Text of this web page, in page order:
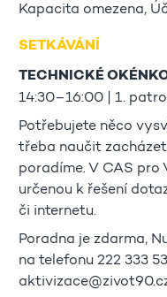
Kapacita omezena,
SETKÁVÁNÍ
TECHNICKÉ
14:30–16:00 | 1.
Potřebujete něco
třeba naučit zacházet
poradíme. V CAS pro
určenou k řešení
či internetu.
Poradna je zdarma,
na telefonu 222 333